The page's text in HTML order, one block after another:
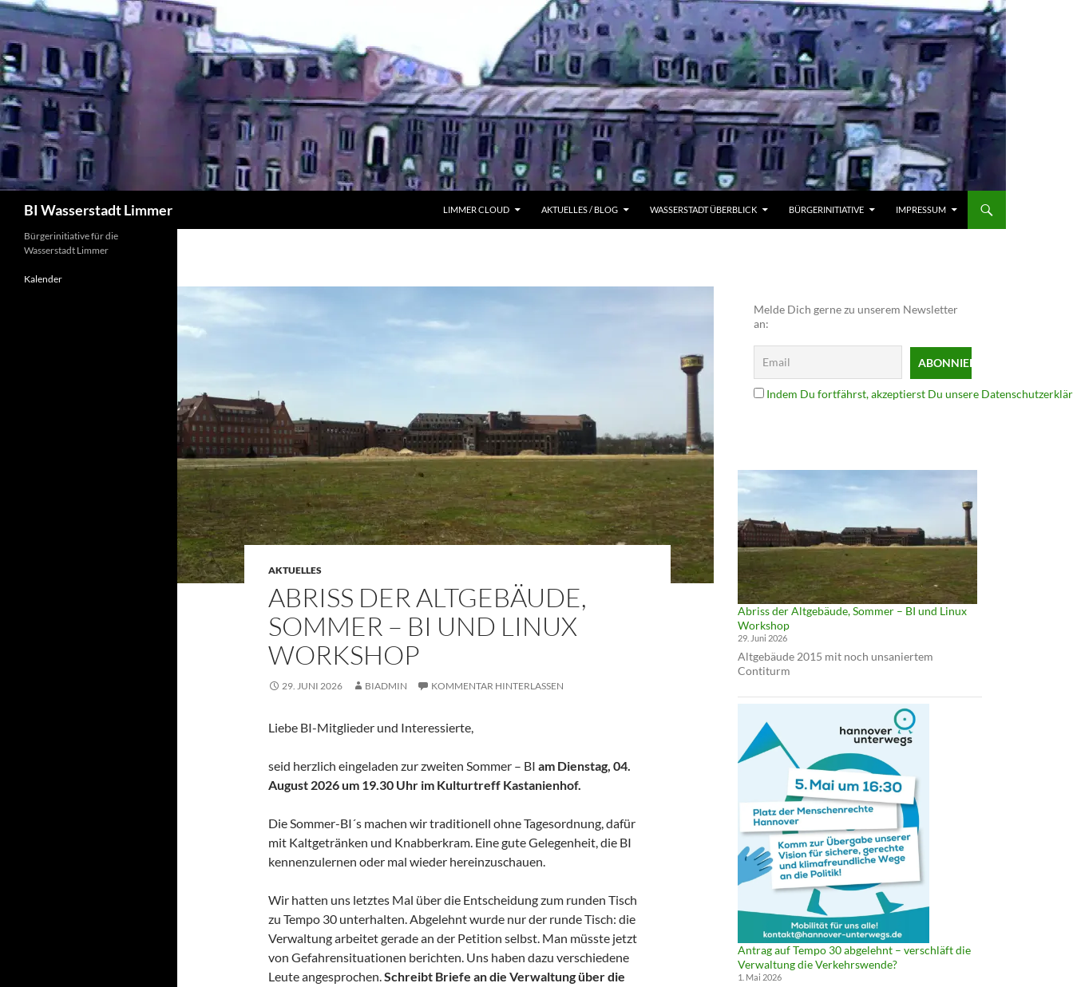
Zum
Inhalt
springen
BI Wasserstadt Limmer LIMMER CLOUD AKTUELLES / BLOG WASSERSTADT ÜBERBLICK BÜRGERINITIATIVE IMPRESSUM
AKTUELLES
ABRISS DER ALTGEBÄUDE,
SOMMER – BI UND LINUX
WORKSHOP
29. JUNI 2026 BIADMIN KOMMENTAR HINTERLASSEN
Liebe BI-Mitglieder und Interessierte,
seid herzlich eingeladen zur zweiten Sommer – BI am Dienstag, 04.
August 2026 um 19.30 Uhr im Kulturtreff Kastanienhof.
Die Sommer-BI´s machen wir traditionell ohne Tagesordnung, dafür
mit Kaltgetränken und Knabberkram. Eine gute Gelegenheit, die BI
kennenzulernen oder mal wieder hereinzuschauen.
Wir hatten uns letztes Mal über die Entscheidung zum runden Tisch
zu Tempo 30 unterhalten. Abgelehnt wurde nur der runde Tisch: die
Verwaltung arbeitet gerade an der Petition selbst. Man müsste jetzt
von Gefahrensituationen berichten. Uns haben dazu verschiedene
Leute angesprochen.Schreibt Briefe an die Verwaltung über die
Melde Dich gerne zu unserem Newsletter
an:
Indem Du fortfährst, akzeptierst Du unsere
Abriss der Altgebäude, Sommer – BI und Linux
Workshop
29. Juni 2026
Altgebäude 2015 mit noch unsaniertem
Contiturm
Antrag auf Tempo 30 abgelehnt – verschläft die
Verwaltung die Verkehrswende?
1. Mai 2026
Bürgerinitiative für die
Wasserstadt Limmer
Kalender